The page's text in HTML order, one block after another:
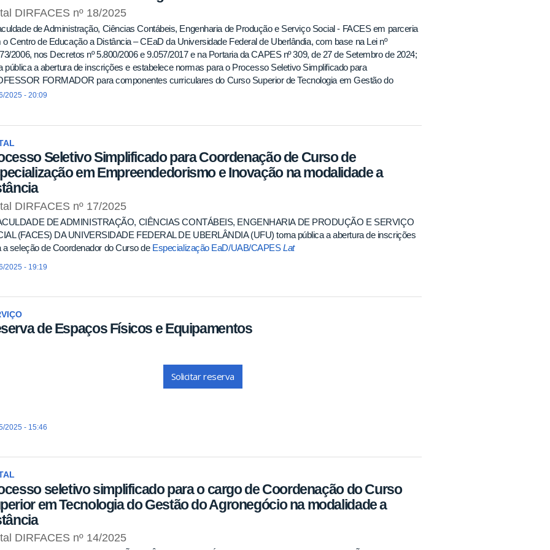
DIRFACES nº 18/2025
de Administração, Ciências Contábeis, Engenharia de Produção e Serviço Social - FACES em parceria
o Centro de Educação a Distância – CEaD da Universidade Federal de Uberlândia, com base na Lei nº
2006, nos Decretos nº 5.800/2006 e 9.057/2017 e na Portaria da CAPES nº 309, de 27 de Setembro de 2024;
pública a abertura de inscrições e estabelece normas para o Processo Seletivo Simplificado para
FORMADOR para componentes curriculares do Curso Superior de Tecnologia em Gestão do
na Modalidade a Distância, dentro do Sistema Universidade Aberta do Brasil - UAB, vinculado à
2025 - 20:09
Seletivo Simplificado para Coordenação de Curso de
em Empreendedorismo e Inovação na modalidade a
DIRFACES nº 17/2025
DE ADMINISTRAÇÃO, CIÊNCIAS CONTÁBEIS, ENGENHARIA DE PRODUÇÃO E SERVIÇO
(FACES) DA UNIVERSIDADE FEDERAL DE UBERLÂNDIA (UFU) torna pública a abertura de inscrições
a seleção de Coordenador do Curso de Especialização EaD/UAB/CAPESLat
2025 - 19:19
de Espaços Físicos e Equipamentos
Solicitar reserva
2025 - 15:46
seletivo simplificado para o cargo de Coordenação do Curso
em Tecnologia do Gestão do Agronegócio na modalidade a
DIRFACES nº 14/2025